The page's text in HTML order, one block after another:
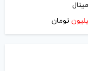
تومان